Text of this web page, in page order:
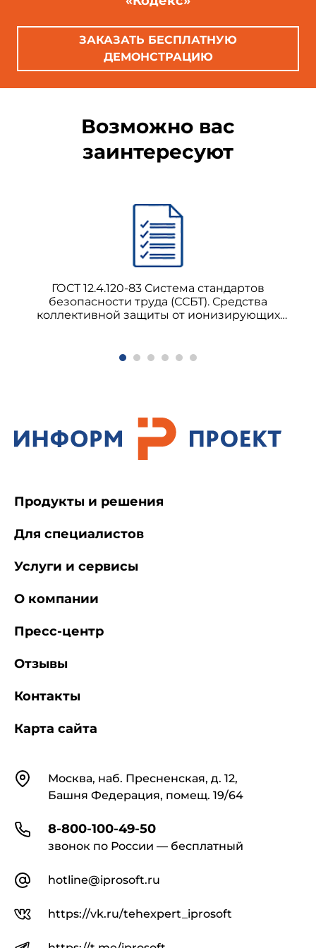
1.1.3. Предел прочности при статическом изгибе, МПа
1.1.5. Морозостойкость, циклы
ЗАКАЗАТЬ БЕСПЛАТНУЮ
ДЕМОНСТРАЦИЮ
Возможно вас
заинтересуют
ГОСТ 12.4.120-83 Система стандартов
безопасности труда (ССБТ). Средства
коллективной защиты от ионизирующих
КонтактыМосква, наб. Пресненская, д. 12,
Башня Федерация, помещ. 19/64
8-800-100-49-50
звонок по России — бесплатный
hotline@iprosoft.ru
https://vk.ru/tehexpert_iprosoft
Продукты и решения
Для специалистов
Услуги и сервисы
О компании
Пресс-центр
Отзывы
Контакты
Карта сайта